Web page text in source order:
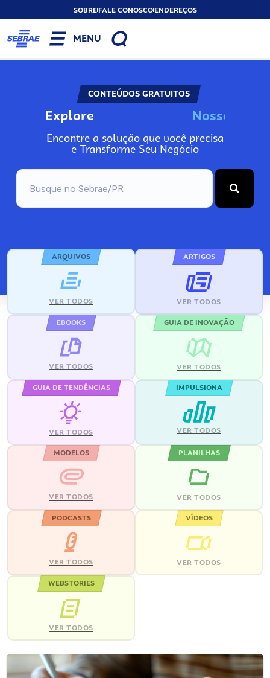
SOBREFALE CONOSCOENDEREÇOS
MENU
CONTEÚDOS GRATUITOS
Explore Nosso
Encontre a solução que você precisa
e Transforme Seu Negócio
ARQUIVOS
VER TODOS
ARTIGOS
VER TODOS
EBOOKS
VER TODOS
GUIA DE INOVAÇÃO
VER TODOS
GUIA DE TENDÊNCIAS
VER TODOS
IMPULSIONA
VER TODOS
MODELOS
VER TODOS
PLANILHAS
VER TODOS
PODCASTS
VER TODOS
VÍDEOS
VER TODOS
WEBSTORIES
VER TODOS